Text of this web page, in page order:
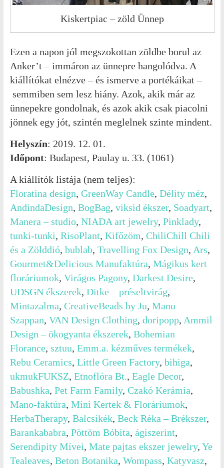
Kiskertpiac – zöld Ünnep
Ezen a napon jól megszokottan zöldbe borul az
Anker’t – immáron az ünnepre hangolódva. A
kiállítókat elnézve – és ismerve a portékáikat –
semmiben sem lesz hiány. Azok, akik már az
ünnepekre gondolnak, és azok akik csak piacolni
jönnek egy jót, szintén meglelnek szinte mindent.
Helyszín: 2019. 12. 01.
Időpont: Budapest, Paulay u. 33. (1061)
A kiállítók listája (nem teljes):
Floratina design, GreenWay Candle, Délity méz,
AndindaDesign, BogBag, viksid ékszer, Soadyart,
Manera – studio, NIADA art jewelry, Pinklady,
tunki-tunki, RisoPlant, Kifőzöm, ChiliChill Chili
és a Zölddió, bublab, Travelling Fox Design, Ars,
Gourmet&Delicious Manufaktúra, Mágikus kert
floráriumok, Virágos Pagony, Darkest Desire,
UDSGN ékszerek, Ditke – préseltvirág,
Mintazalma, CreativeBeads by Ju, Manu
Szappan, VAN Design Clothing, doripopp, Ammil
Design – ökogyanta ékszerek, Bohemian
Florance, sztuu, Emm.a. kézműves termékek,
Rebu Ceramics, Little Green Factory, bihiga,
ukmukFUKSZ, Etnoflóra Bt., Eagle Decor,
Babushka, Pet Farm Family, Czakó Kerámia,
Mano-faktúra, Mini Kertek & Floráriumok,
HerbaTherapy, Balcsikék, Beck Réka – Brékszer,
Barankababra, Pöttöm Bóbita, ágiszerint,
Serendipity Mívei, Mate pajtas ekszer jewelry, Ye
Tealeaves, Beton Botanika, Wompass, Katyvasz,